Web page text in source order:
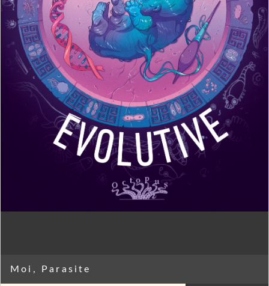
Moi, Parasite